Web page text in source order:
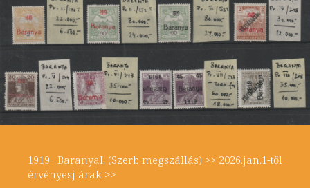
1919. BaranyaI. (Szerb megszállás) >> 2026.jan.1-től
érvényesj árak >>